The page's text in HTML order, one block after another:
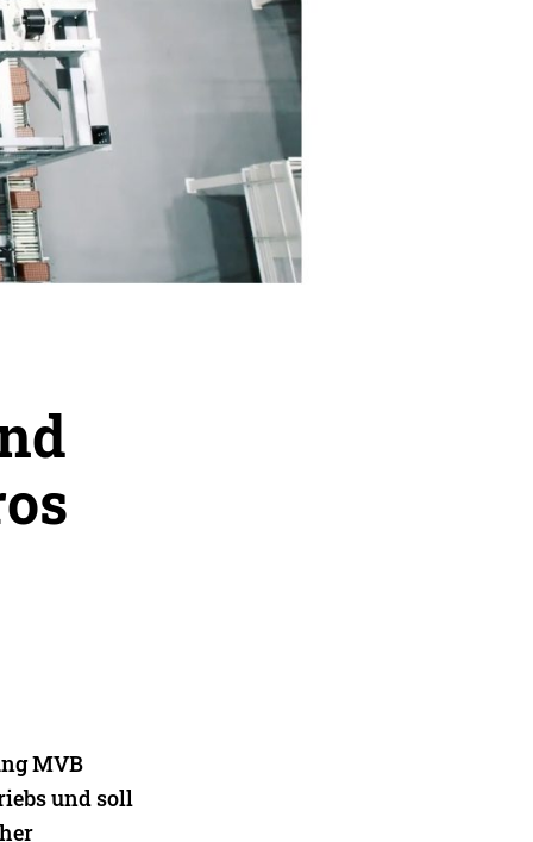
MVB
und soll